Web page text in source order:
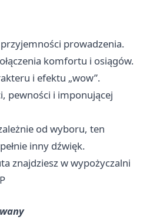
prowadzenia.
komfortu i osiągów.
i efektu „wow”.
pewności i imponującej
od wyboru, ten
inny dźwięk.
znajdziesz wwypożyczalni